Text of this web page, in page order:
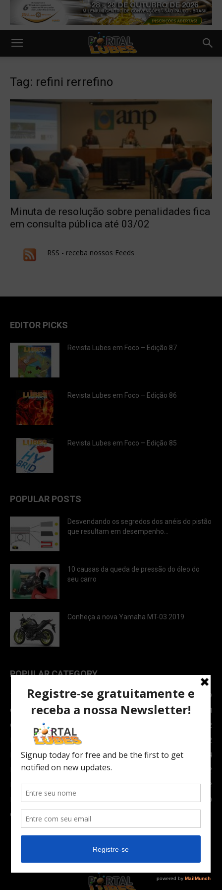
Tag: refini rerrefino
Minuta de resolução sobre penalidades fica
em consulta pública até 03/02
RSS - receba nossos Feeds
EDITOR PICKS
Revista Lubes em Foco – Edição 87
Revista Lubes em Foco – Edição 86
Revista Lubes em Foco – Edição 85
POPULAR POSTS
Desvendando os segredos dos anéis do pistão
que resultam em desempenho...
10 causas da queda de pressão do óleo do
seu carro
Conheça a nova Yamaha MT-03 2019
POPULAR CATEGORY
TOPNEWS
7089
Carro e Moto
3764
Carro
2082
Notícias
1852
Indústria
1024
Moto
972
Economia
672
Newsletter
630
Carros Verdes e Novas tecnologias automotivas